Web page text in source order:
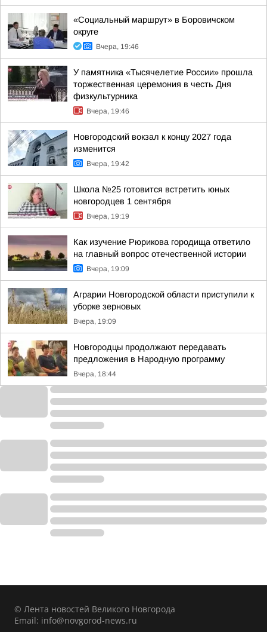
«Социальный маршрут» в Боровичском
округе
Вчера, 19:46
У памятника «Тысячелетие России» прошла
торжественная церемония в честь Дня
физкультурника
Вчера, 19:46
Новгородский вокзал к концу 2027 года
изменится
Вчера, 19:42
Школа №25 готовится встретить юных
новгородцев 1 сентября
Вчера, 19:19
Как изучение Рюрикова городища ответило
на главный вопрос отечественной истории
Вчера, 19:09
Аграрии Новгородской области приступили к
уборке зерновых
Вчера, 19:09
Новгородцы продолжают передавать
предложения в Народную программу
Вчера, 18:44
© Лента новостей Великого Новгорода
Email: info@novgorod-news.ru